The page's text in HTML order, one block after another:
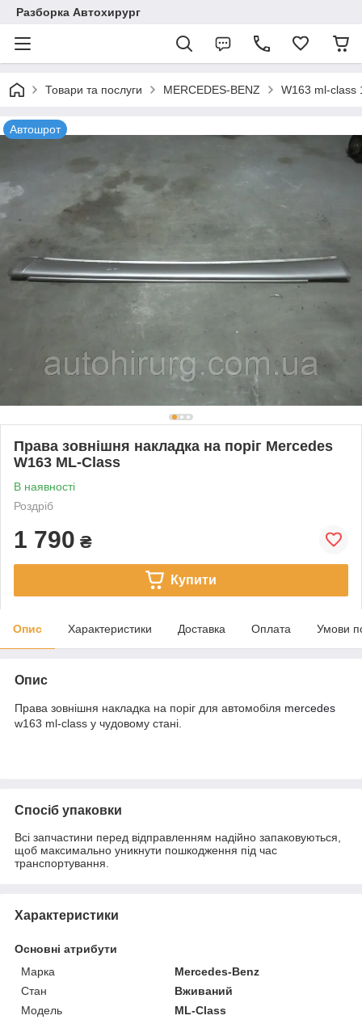
Разборка Автохирург
Товари та послуги MERCEDES-BENZ W163 ml-class
Автошрот
Права зовнішня накладка на поріг Mercedes
W163 ML-Class
В наявності
Роздріб
1 790 ₴
Купити
Опис Характеристики Доставка Оплата Умови
Опис
Права зовнішня накладка на поріг для автомобіля mercedes
w163 ml-сlass у чудовому стані.
Спосіб упаковки
Всі запчастини перед відправленням надійно запаковуються,
щоб максимально уникнути пошкодження під час
транспортування.
Характеристики
Основні атрибути
Марка
Mercedes-Benz
Стан
Вживаний
Модель
ML-Class